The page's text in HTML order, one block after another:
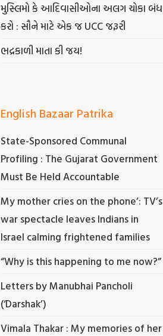
મુસ્લિમો કે આદિવાસીઓના અલગ ચોકા બંધ
કરો : સૌને માટે એક જ UCC જરૂરી
ભદ્રકાળી માતા કી જય!
English Bazaar Patrika
State-Sponsored Communal
Profiling : The Gujarat Government
Must Be Held Accountable
My mother cries on the phone’: TV’s
war spectacle leaves Indians in
Israel calming frightened families
“Why is this happening to me now?”
Letters by Manubhai Pancholi
(‘Darshak’)
Vimala Thakar : My memories of her